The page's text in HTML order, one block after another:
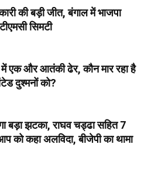
की बड़ी जीत, बंगाल में भाजपा
सिमटी
में एक और आतंकी ढेर, कौन मार रहा है
दुश्मनों को?
बड़ा झटका, राघव चड्ढा सहित 7
को कहा अलविदा, बीजेपी का थामा